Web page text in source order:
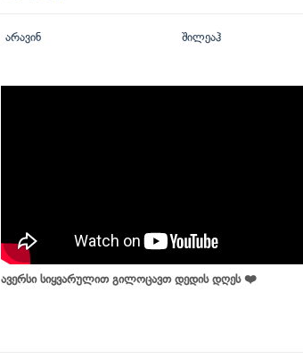
არავინ შილეაჰ
ავერსი სიყვარულით გილოცავთ დედის დღეს ❤️